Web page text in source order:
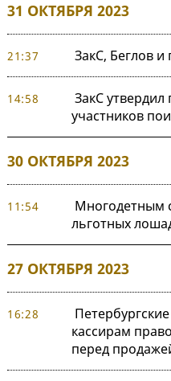
31 ОКТЯБРЯ 2023
21:37 ЗакС, Беглов
14:58
ЗакС
участников
30 ОКТЯБРЯ 2023
11:54
Многодетным
льготных
27 ОКТЯБРЯ 2023
16:28
кассирам
перед